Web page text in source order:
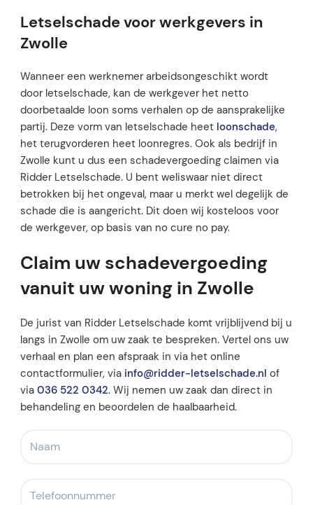
Letselschade voor werkgevers in
Zwolle
Wanneer een werknemer arbeidsongeschikt wordt
door letselschade, kan de werkgever het netto
doorbetaalde loon soms verhalen op de aansprakelijke
partij. Deze vorm van letselschade heet loonschade,
het terugvorderen heet loonregres. Ook als bedrijf in
Zwolle kunt u dus een schadevergoeding claimen via
Ridder Letselschade. U bent weliswaar niet direct
betrokken bij het ongeval, maar u merkt wel degelijk de
schade die is aangericht. Dit doen wij kosteloos voor
de werkgever, op basis van no cure no pay.
Claim uw schadevergoeding
vanuit uw woning in Zwolle
De jurist van Ridder Letselschade komt vrijblijvend bij u
langs in Zwolle om uw zaak te bespreken. Vertel ons uw
verhaal en plan een afspraak in via het online
contactformulier, via info@ridder-letselschade.nl of
via 036 522 0342. Wij nemen uw zaak dan direct in
behandeling en beoordelen de haalbaarheid.